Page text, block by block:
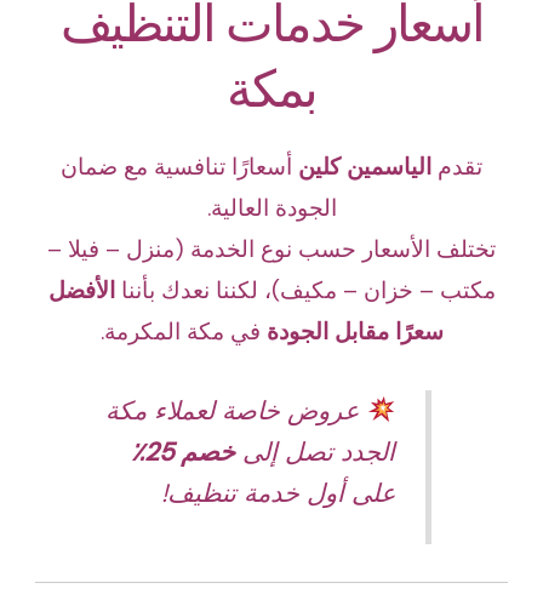
أسعار خدمات التنظيف
بمكة
تقدم الياسمين كلين أسعارًا تنافسية مع ضمان
الجودة العالية.
تختلف الأسعار حسب نوع الخدمة (منزل – فيلا –
مكتب – خزان – مكيف)، لكننا نعدك بأنناالأفضل
سعرًا مقابل الجودة في مكة المكرمة.
عروض خاصة لعملاء مكة
الجدد تصل إلىخصم 25٪
على أول خدمة تنظيف!